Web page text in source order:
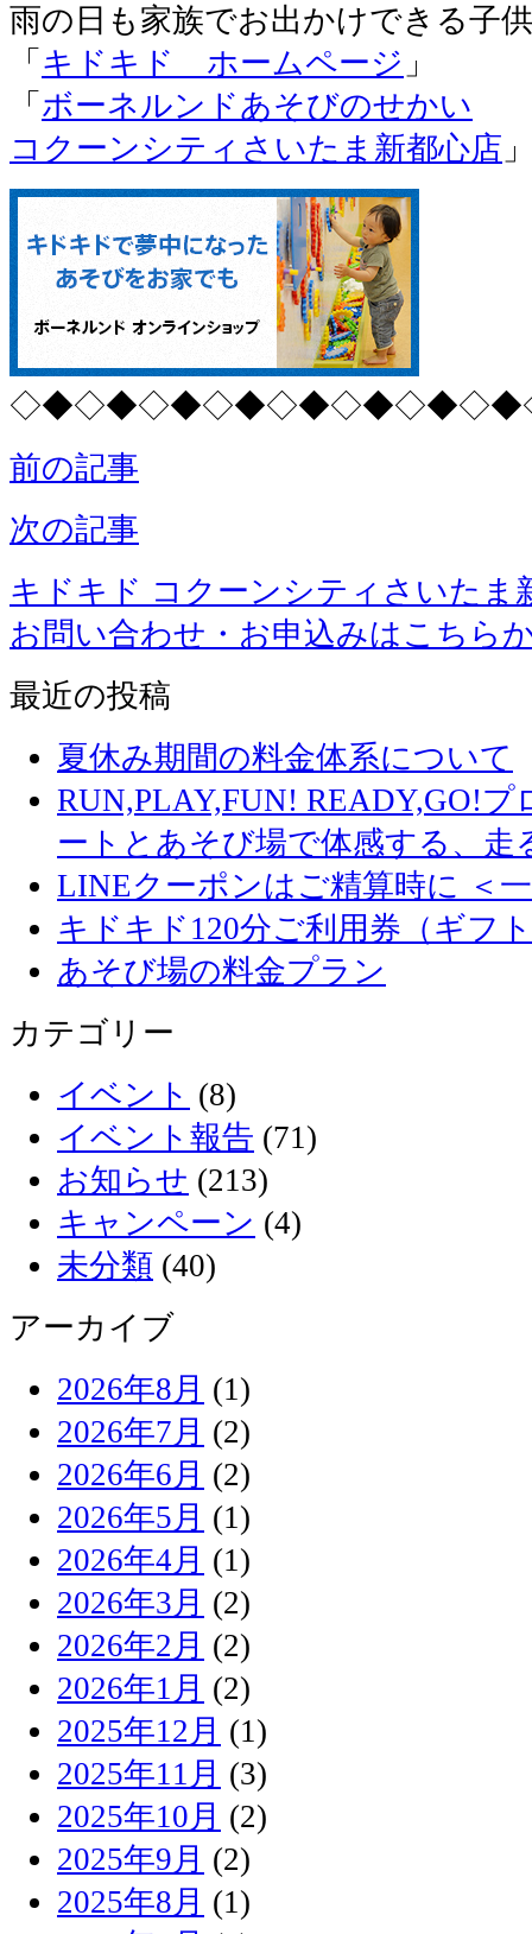
雨の日も家族でお出かけできる子
「 キドキド ホームページ 」
「 ボーネルンドあそびのせかい
コクーンシティさいたま新都心店
前の記事
次の記事
キドキド コクーンシティさいたま
お問い合わせ・お申込みはこちら
最近の投稿
夏休み期間の料金体系について
RUN,PLAY,FUN! READY,GO!
ートとあそび場で体感する、走
LINEクーポンはご精算時に ＜
キドキド120分ご利用券（ギフ
あそび場の料金プラン
カテゴリー
イベント (8)
イベント報告 (71)
お知らせ (213)
キャンペーン (4)
未分類 (40)
アーカイブ
2026年8月 (1)
2026年7月 (2)
2026年6月 (2)
2026年5月 (1)
2026年4月 (1)
2026年3月 (2)
2026年2月 (2)
2026年1月 (2)
2025年12月 (1)
2025年11月 (3)
2025年10月 (2)
2025年9月 (2)
2025年8月 (1)